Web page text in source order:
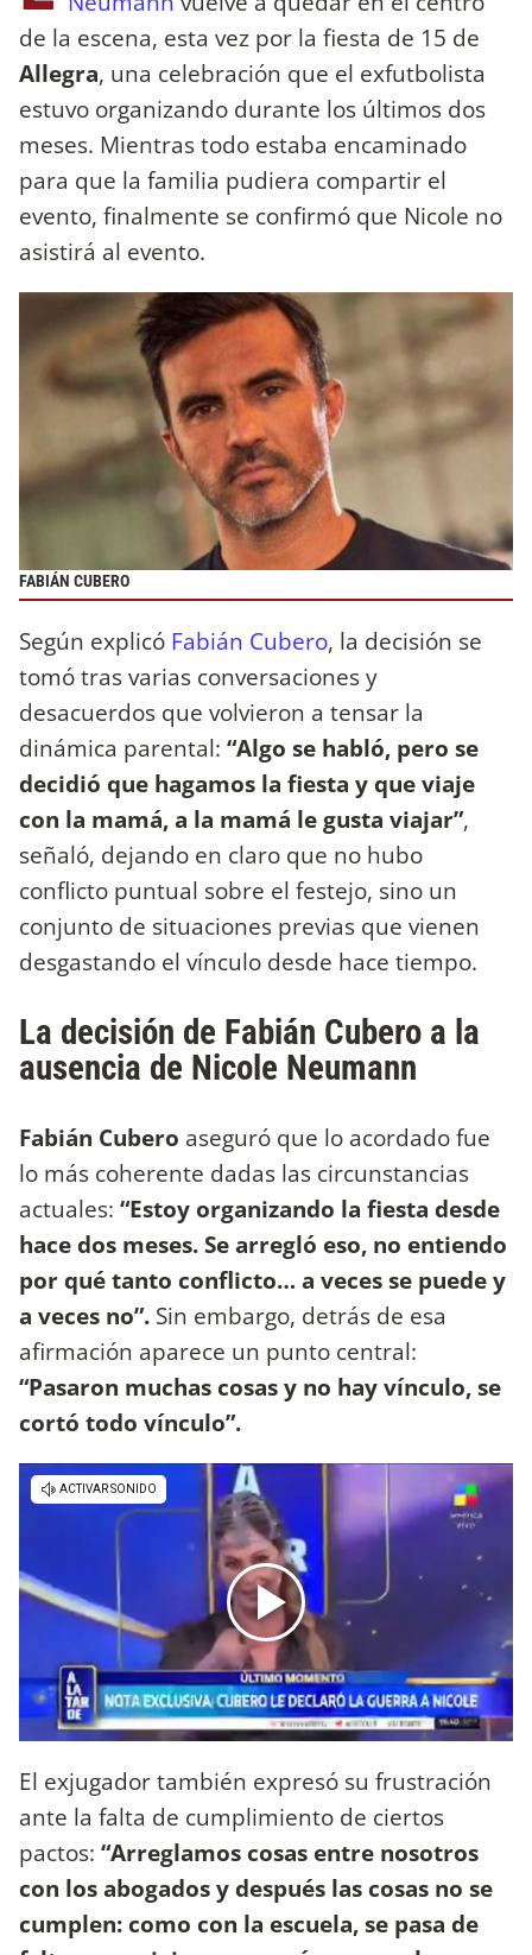
de la escena, esta vez por la fiesta de 15 de
Allegra, una celebración que el exfutbolista
estuvo organizando durante los últimos dos
meses. Mientras todo estaba encaminado
para que la familia pudiera compartir el
evento, finalmente se confirmó que Nicole no
asistirá al evento.
FABIÁN CUBERO
Según explicó Fabián Cubero, la decisión se
tomó tras varias conversaciones y
desacuerdos que volvieron a tensar la
dinámica parental: “Algo se habló, pero se
decidió que hagamos la fiesta y que viaje
con la mamá, a la mamá le gusta viajar”,
señaló, dejando en claro que no hubo
conflicto puntual sobre el festejo, sino un
conjunto de situaciones previas que vienen
desgastando el vínculo desde hace tiempo.
La decisión de Fabián Cubero a la
ausencia de Nicole Neumann
Fabián Cubero aseguró que lo acordado fue
lo más coherente dadas las circunstancias
actuales: “Estoy organizando la fiesta desde
hace dos meses. Se arregló eso, no entiendo
por qué tanto conflicto… a veces se puede y
a veces no”. Sin embargo, detrás de esa
afirmación aparece un punto central:
“Pasaron muchas cosas y no hay vínculo, se
cortó todo vínculo”.
El exjugador también expresó su frustración
ante la falta de cumplimiento de ciertos
pactos: “Arreglamos cosas entre nosotros
con los abogados y después las cosas no se
cumplen: como con la escuela, se pasa de